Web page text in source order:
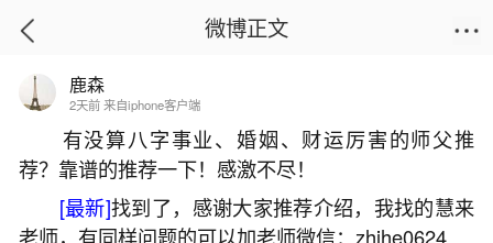
首页
大荔清明节习俗
2026-07-06 12:00:19 1 4 赞
微博正文
鹿森
2天前 来自iphone客户端
有没算八字事业、婚姻、财运厉害的师父推
荐？靠谱的推荐一下！感激不尽！
[最新]找到了，感谢大家推荐介绍，我找的慧来
老师，有同样问题的可以加老师微信：zhihe0624